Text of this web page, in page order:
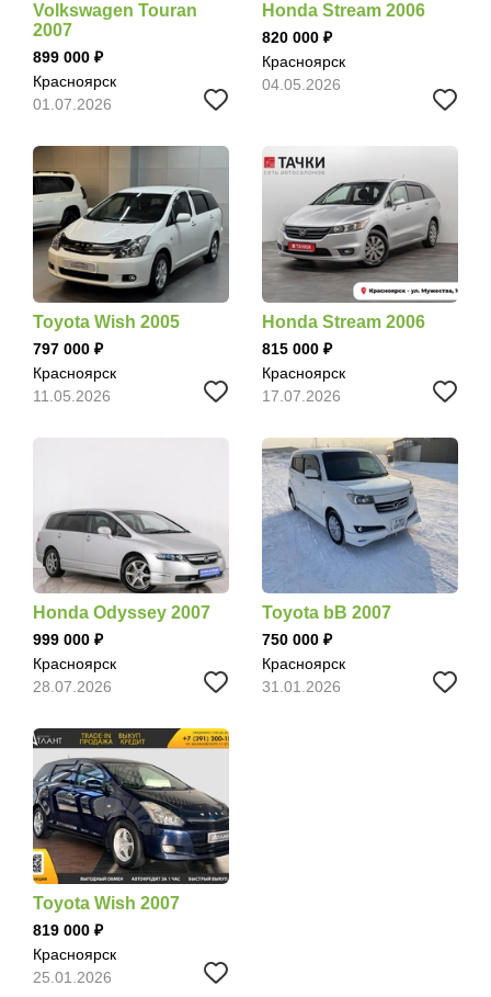
Volkswagen Touran
2007
899 000
Красноярск
01.07.2026
Honda Stream 2006
820 000
Красноярск
04.05.2026
Toyota Wish 2005
797 000
Красноярск
11.05.2026
Honda Stream 2006
815 000
Красноярск
17.07.2026
Honda Odyssey 2007
999 000
Красноярск
28.07.2026
Toyota bB 2007
750 000
Красноярск
31.01.2026
Toyota Wish 2007
819 000
Красноярск
25.01.2026